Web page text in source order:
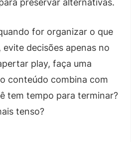
preservar alternativas.
for organizar o que
evite decisões apenas no
play, faça uma
conteúdo combina com
tem tempo para terminar?
tenso?